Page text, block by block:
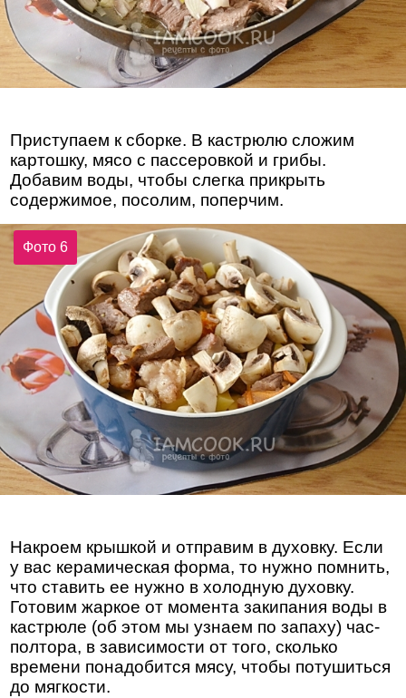
Приступаем к сборке. В кастрюлю сложим
картошку, мясо с пассеровкой и грибы.
Добавим воды, чтобы слегка прикрыть
содержимое, посолим, поперчим.
Фото 6
Накроем крышкой и отправим в духовку. Если
у вас керамическая форма, то нужно помнить,
что ставить ее нужно в холодную духовку.
Готовим жаркое от момента закипания воды в
кастрюле (об этом мы узнаем по запаху) час-
полтора, в зависимости от того, сколько
времени понадобится мясу, чтобы потушиться
до мягкости.